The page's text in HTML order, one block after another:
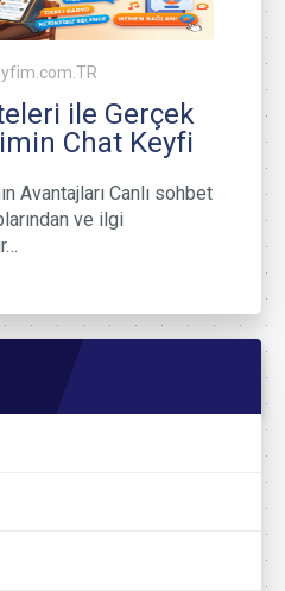
ile Gerçek
Chat Keyfi
Avantajları Canlı sohbet
ve ilgi